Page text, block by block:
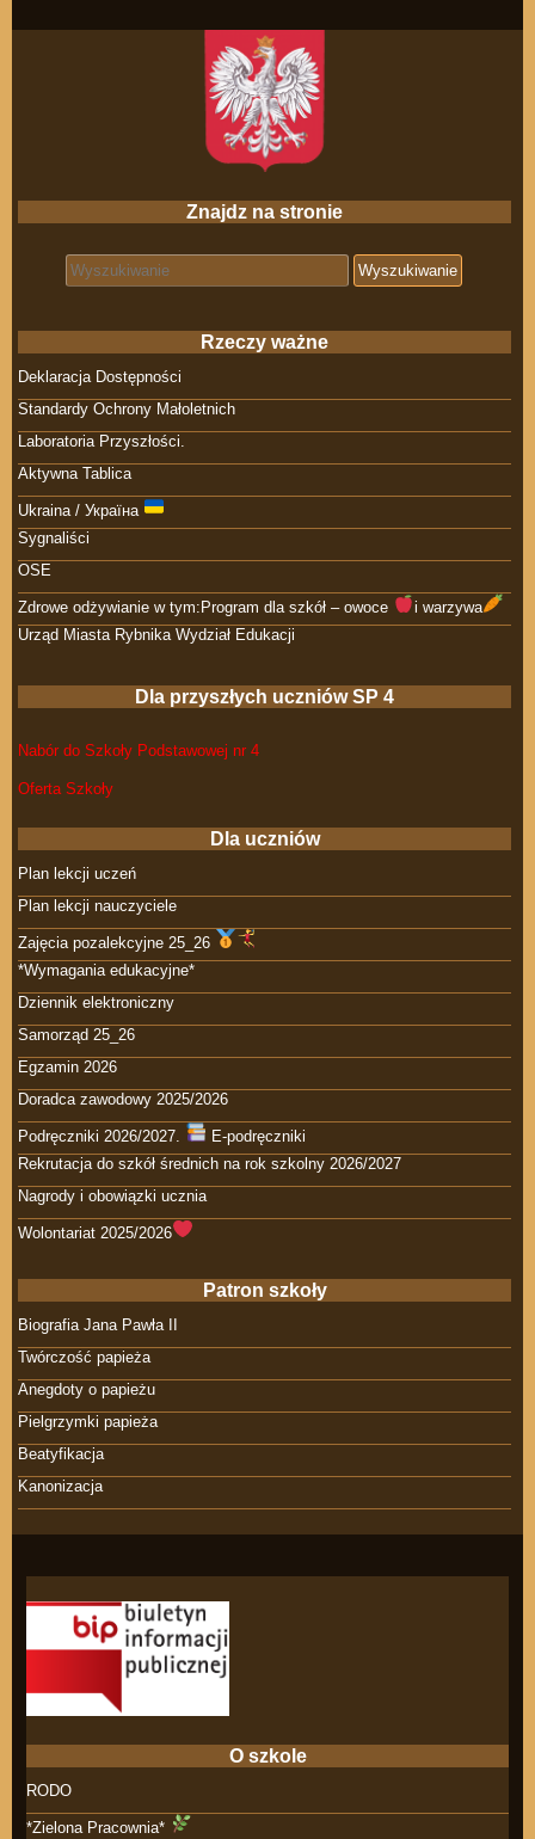
Znajdz na stronie
Search for:
Rzeczy ważne
Deklaracja Dostępności
Standardy Ochrony Małoletnich
Laboratoria Przyszłości.
Aktywna Tablica
Ukraina / Україна
Sygnaliści
OSE
Zdrowe odżywianie w tym:Program dla szkół – owoce
i warzywa
Urząd Miasta Rybnika Wydział Edukacji
Dla przyszłych uczniów SP 4
Nabór do Szkoły Podstawowej nr 4
Oferta Szkoły
Dla uczniów
Plan lekcji uczeń
Plan lekcji nauczyciele
Zajęcia pozalekcyjne 25_26
*Wymagania edukacyjne*
Dziennik elektroniczny
Samorząd 25_26
Egzamin 2026
Doradca zawodowy 2025/2026
Podręczniki 2026/2027.
E-podręczniki
Rekrutacja do szkół średnich na rok szkolny 2026/2027
Nagrody i obowiązki ucznia
Wolontariat 2025/2026
Patron szkoły
Biografia Jana Pawła II
Twórczość papieża
Anegdoty o papieżu
Pielgrzymki papieża
Beatyfikacja
Kanonizacja
O szkole
RODO
*Zielona Pracownia*